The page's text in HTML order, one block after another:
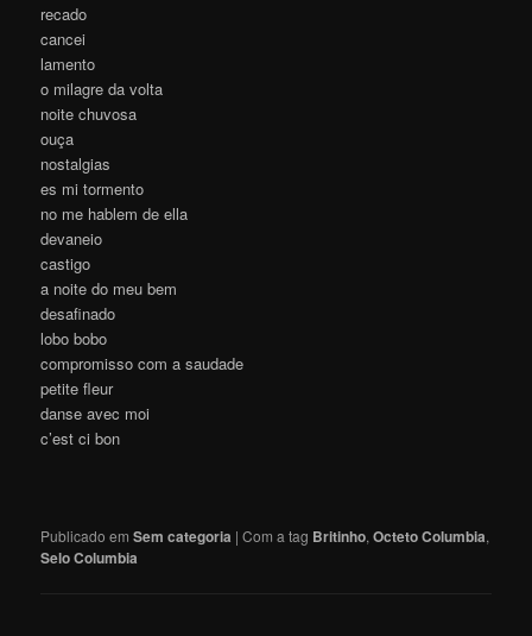
recado
cancei
lamento
o milagre da volta
noite chuvosa
ouça
nostalgias
es mi tormento
no me hablem de ella
devaneio
castigo
a noite do meu bem
desafinado
lobo bobo
compromisso com a saudade
petite fleur
danse avec moi
c’est ci bon
Publicado em Sem categoria |Com a tag Britinho,Octeto Columbia,
Selo Columbia